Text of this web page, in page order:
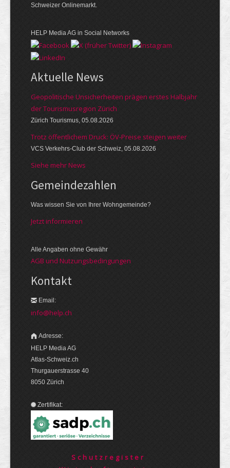
Schweizer Onlinemarkt.
HELP Media AG in Social Networks
Aktuelle News
Geopolitische Unsicherheiten prägen erstes Halbjahr
der Tourismusregion Zürich
Zürich Tourismus, 05.08.2026
Trotz öffentlichem Druck: ÖV-Preise steigen weiter
VCS Verkehrs-Club der Schweiz, 05.08.2026
Siehe mehr News
Gemeinde­zahlen
Was wissen Sie von Ihrer Wohngemeinde?
Jetzt informieren
Alle Angaben ohne Gewähr
AGB und Nutzungsbedingungen
Kontakt
Email:
info@help.ch
Adresse:
HELP Media AG
Atlas-Schweiz.ch
Thurgauerstrasse 40
8050 Zürich
Zertifikat:
Schutzregister